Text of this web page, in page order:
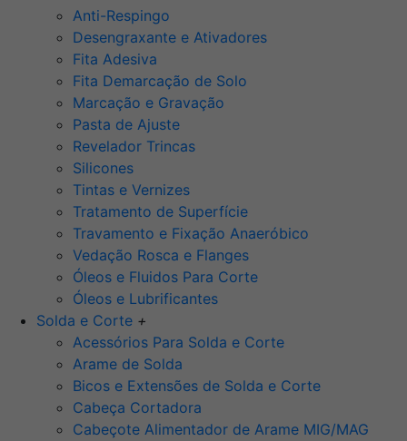
Anti-Respingo
Desengraxante e Ativadores
Fita Adesiva
Fita Demarcação de Solo
Marcação e Gravação
Pasta de Ajuste
Revelador Trincas
Silicones
Tintas e Vernizes
Tratamento de Superfície
Travamento e Fixação Anaeróbico
Vedação Rosca e Flanges
Óleos e Fluidos Para Corte
Óleos e Lubrificantes
Solda e Corte +
Acessórios Para Solda e Corte
Arame de Solda
Bicos e Extensões de Solda e Corte
Cabeça Cortadora
Cabeçote Alimentador de Arame MIG/MAG